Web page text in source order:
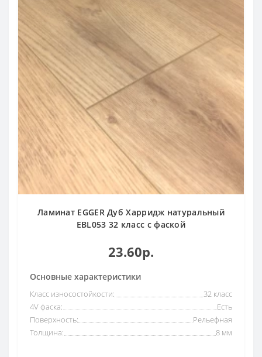
Ламинат EGGER Дуб Харридж натуральный
EBL053 32 класс с фаской
23.60р.
Основные характеристики
Класс износостойкости:
32 класс
4V фаска:
Есть
Поверхность:
Рельефная
Толщина:
8 мм